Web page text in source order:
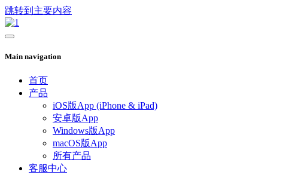
跳转到主要内容
Main navigation
首页
产品
iOS版App (iPhone & iPad)
安卓版App
Windows版App
macOS版App
所有产品
客服中心